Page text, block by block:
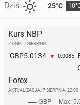
Dziś 25°C
Kurs NBP
Z DNIA: 7 SIERPNIA
GBP5.0134 -0.0085
Forex
AKTUALIZACJA: 7 SIERPNIA, 22:00